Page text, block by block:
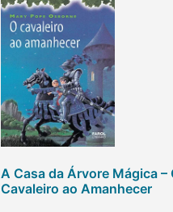
A Casa da Árvore Mágica –
Cavaleiro ao Amanhecer